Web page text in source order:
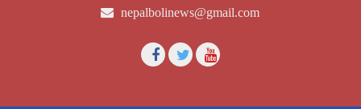
nepalbolinews@gmail.com